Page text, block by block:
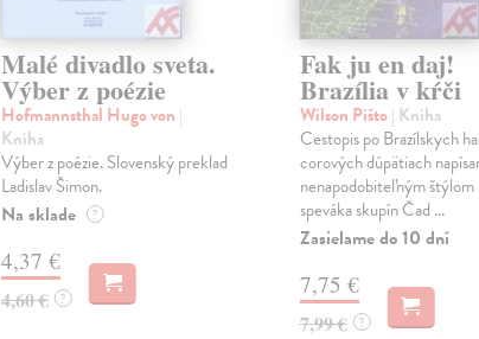
Malé divadlo sveta.
Výber z poézie
Hofmannsthal Hugo von |
Kniha
Výber z poézie. Slovenský preklad
Ladislav Šimon.
Na sklade ?
4,37 €
4,60 € ?
Fak ju en daj!
Brazília v kŕči
Wilson Pišto| Kniha
Cestopis po Brazílskych
corových dúpätiach
nenapodobiteľným štýlom
speváka skupín Čad ...
Zasielame do 10 dní
7,75 €
7,99 € ?